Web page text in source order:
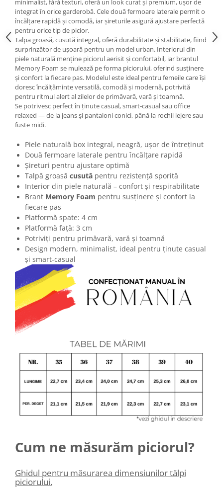
minimalist, fără texturi, oferă un look curat și premium, ușor de
integrat în orice garderobă. Cele două fermoare laterale permit o
încălțare rapidă și comodă, iar șireturile asigură ajustare perfectă
pentru orice tip de picior.
Talpa groasă, cusută integral, oferă durabilitate și stabilitate, fiind
surprinzător de ușoară pentru un model urban. Interiorul din
piele naturală menține piciorul aerisit și confortabil, iar brantul
Memory Foam se mulează pe forma piciorului, oferind susținere
și confort la fiecare pas. Modelul este ideal pentru femeile care își
doresc încălțăminte versatilă, comodă și modernă, potrivită
pentru ritmul alert al zilelor de primăvară, vară și toamnă.
Se potrivesc perfect în ținute casual, smart‑casual sau office
relaxed — de la jeans și pantaloni conici, până la rochii lejere sau
fuste midi.
Piele naturală box integral, neagră, ușor de întreținut
Două fermoare laterale pentru încălțare rapidă
Șireturi pentru ajustare optimă
Talpă groasă cusută pentru rezistență sporită
Interior din piele naturală – confort și respirabilitate
Brant Memory Foam pentru susținere și confort la
fiecare pas
Platformă spate: 4 cm
Platformă față: 3 cm
Potriviți pentru primăvară, vară și toamnă
Design modern, minimalist, ideal pentru ținute casual
și smart‑casual
Cum ne măsurăm piciorul?
Ghidul pentru măsurarea dimensiunilor tălpi
piciorului.